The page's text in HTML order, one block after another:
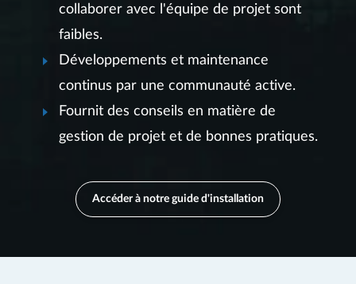
collaborer avec l'équipe de projet sont
faibles.
Développements et maintenance
continus par une communauté active.
Fournit des conseils en matière de
gestion de projet et de bonnes pratiques.
Accéder à notre guide d'installation